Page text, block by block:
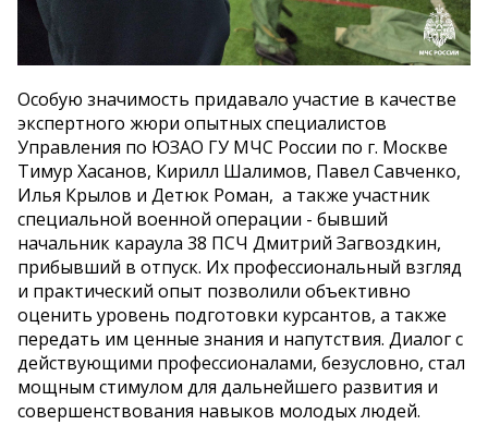
Особую значимость придавало участие в качестве
экспертного жюри опытных специалистов
Управления по ЮЗАО ГУ МЧС России по г. Москве
Тимур Хасанов, Кирилл Шалимов, Павел Савченко,
Илья Крылов и Детюк Роман, а также участник
специальной военной операции - бывший
начальник караула 38 ПСЧ Дмитрий Загвоздкин,
прибывший в отпуск. Их профессиональный взгляд
и практический опыт позволили объективно
оценить уровень подготовки курсантов, а также
передать им ценные знания и напутствия. Диалог с
действующими профессионалами, безусловно, стал
мощным стимулом для дальнейшего развития и
совершенствования навыков молодых людей.